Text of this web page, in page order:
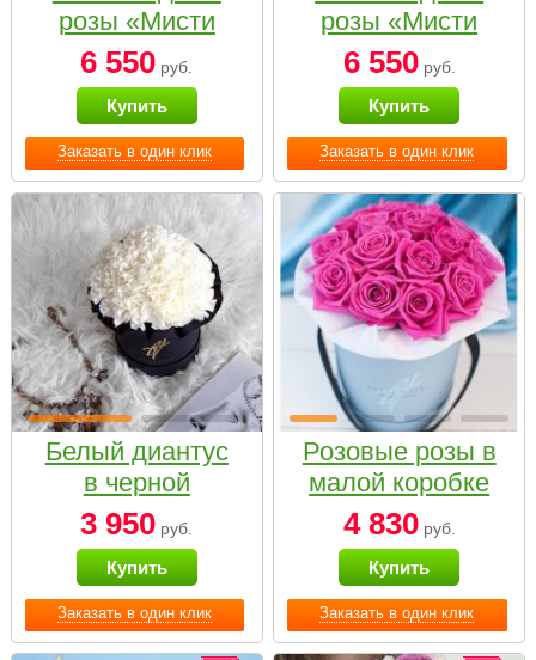
Заказать в один клик
розы «Мисти
бабблс» в белой
коробке Small
6 550 руб.
Купить
Заказать в один клик
розы «Мисти
бабблс» в
черной коробке
Small
6 550руб.
Купить
Заказать в один клик
Белый диантус
в черной
коробке Small
3 950 руб.
Купить
Заказать в один клик
Розовые розы в
малой коробке
4 830руб.
Купить